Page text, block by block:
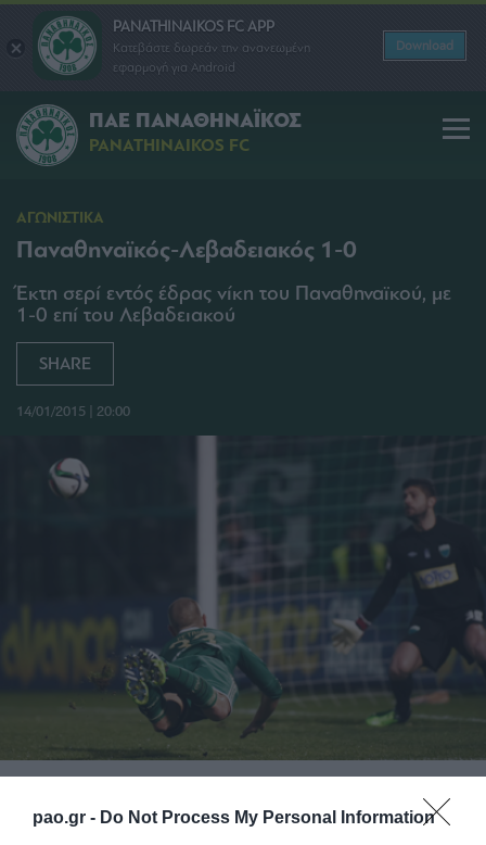
pao.gr - Do Not Process My Personal Information
PANATHINAIKOS FC APP
Κατεβάστε δωρεάν την ανανεωμένη
εφαρμογή για Android
Download
ΠΑΕ ΠΑΝΑΘΗΝΑΪΚΟΣ
PANATHINAIKOS FC
ΑΓΩΝΙΣΤΙΚΑ
Παναθηναϊκός-Λεβαδειακός 1-0
Έκτη σερί εντός έδρας νίκη του Παναθηναϊκού, με
1-0 επί του Λεβαδειακού
SHARE
14/01/2015 | 20:00
Την όγδοη φετινή και έκτη διαδοχική νίκη του στο
Πρωτάθλημα πέτυχε ο Παναθηναϊκός στο γήπεδό